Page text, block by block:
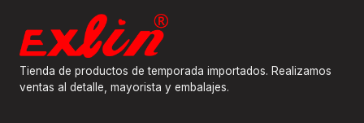
Tienda de productos de temporada importados. Realizamos
ventas al detalle, mayorista y embalajes.